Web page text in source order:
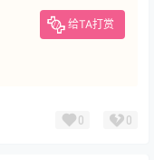
给TA打赏
0 0